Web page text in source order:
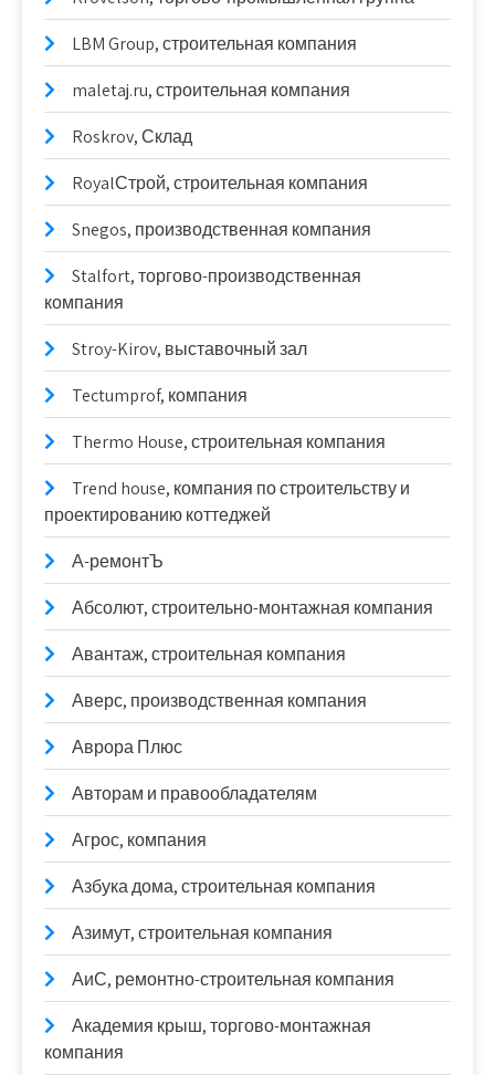
LBM Group, строительная компания
maletaj.ru, строительная компания
Roskrov, Склад
RoyalСтрой, строительная компания
Snegos, производственная компания
Stalfort, торгово-производственная
компания
Stroy-Kirov, выставочный зал
Tectumprof, компания
Thermo House, строительная компания
Trend house, компания по строительству и
проектированию коттеджей
А-ремонтЪ
Абсолют, строительно-монтажная компания
Авантаж, строительная компания
Аверс, производственная компания
Аврора Плюс
Авторам и правообладателям
Агрос, компания
Азбука дома, строительная компания
Азимут, строительная компания
АиС, ремонтно-строительная компания
Академия крыш, торгово-монтажная
компания